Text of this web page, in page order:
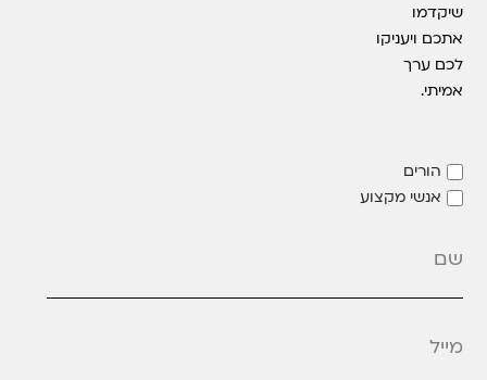
שיקדמו
אתכם ויעניקו
לכם ערך
אמיתי.
הורים
אנשי מקצוע